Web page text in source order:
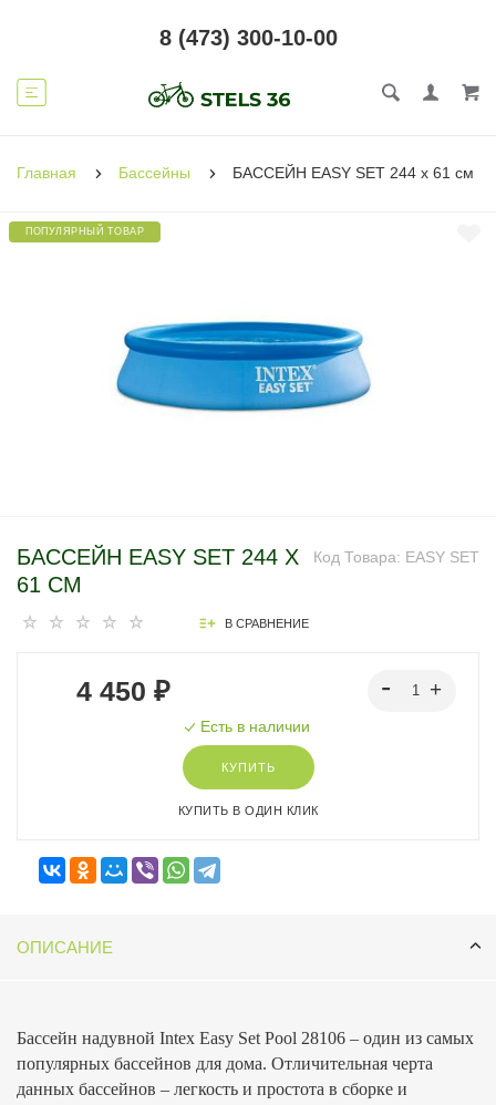
8 (473) 300-10-00
Главная Бассейны БАССЕЙН EASY SET 244 х 61 см
ПОПУЛЯРНЫЙ ТОВАР
Код Товара: EASY SET
БАССЕЙН EASY SET 244 Х
61 СМ
В СРАВНЕНИЕ
4 450 ₽
Есть в наличии
КУПИТЬ
КУПИТЬ В ОДИН КЛИК
ОПИСАНИЕ
Бассейн надувной Intex Easy Set Pool 28106 – один из самых
популярных бассейнов для дома. Отличительная черта
данных бассейнов – легкость и простота в сборке и